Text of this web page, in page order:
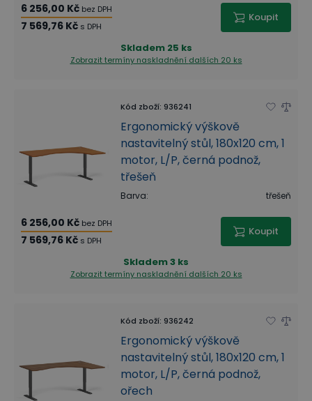
6 256,00 Kč bez DPH
7 569,76 Kč s DPH
Koupit
Skladem 25 ks
Zobrazit termíny naskladnění dalších 20 ks
Kód zboží: 936241
Ergonomický výškově
nastavitelný stůl, 180x120 cm, 1
motor, L/P, černá podnož,
třešeň
Barva: třešeň
6 256,00 Kč bez DPH
7 569,76 Kč s DPH
Koupit
Skladem3 ks
Zobrazit termíny naskladnění dalších 20 ks
Kód zboží: 936242
Ergonomický výškově
nastavitelný stůl, 180x120 cm, 1
motor, L/P, černá podnož,
ořech